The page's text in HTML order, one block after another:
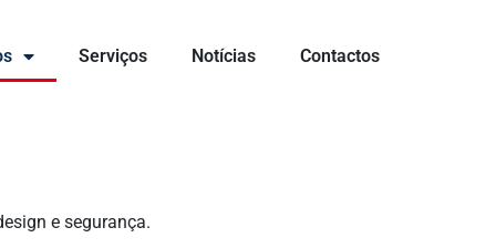
Serviços Notícias Contactos
e segurança.